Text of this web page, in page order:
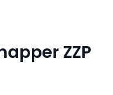
ZZP